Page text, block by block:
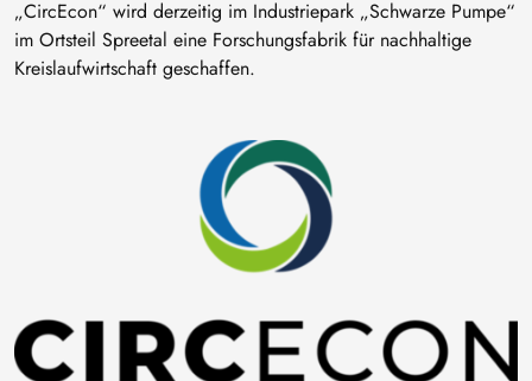
„CircEcon“ wird derzeitig im Industriepark „Schwarze Pumpe“
im Ortsteil Spreetal eine Forschungsfabrik für nachhaltige
Kreislaufwirtschaft geschaffen.